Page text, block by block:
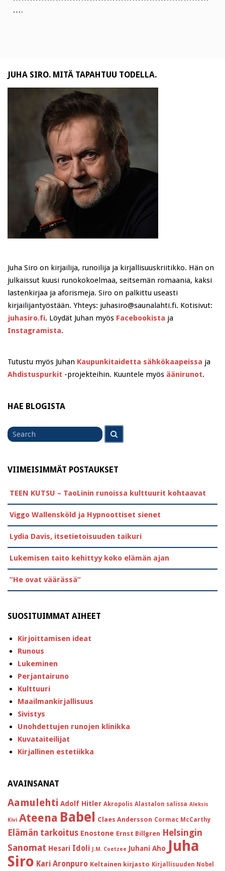
….
JUHA SIRO. MITÄ TAPAHTUU TODELLA.
Juha Siro on kirjailija, runoilija ja kirjallisuuskriitikko. Hän on
julkaissut kuusi runokokoelmaa, seitsemän romaania, kaksi
lastenkirjaa ja aforismeja. Siro on palkittu useasti
kirjailijantyöstään. Yhteys: juhasiro@saunalahti.fi. Kotisivut:
juhasiro.fi. Löydät Juhan myös Facebookista ja
Instagramista.
Tutustu myös Juhan Kaupunkitaidetta sähkökaapeissa ja
Ahdistuspurkit -projekteihin. Kuuntele myös äänirunot.
HAE BLOGISTA
Search
for
VIIMEISIMMÄT POSTAUKSET
TEEN KUTSU – TaoLinin runoissa kulttuurit kohtaavat
Viggo Wallensköld ja Hypnoottiset sienet
Lydia Davis, itsetietoisuuden taikuri
Lukemisen taito kehittyy koko elämän ajan
”He ovat väärässä”
SUOSITUIMMAT AIHEET
Kirjoittamisen ideat
Runous
Lukeminen
Perjantairuno
Kulttuuri
Maailmankirjallisuus
Sivistys
Unohdettujen runojen klinikka
Kuvataiteilijat
Kirjallinen estetiikka
AVAINSANAT
Aamulehti Adolf Hitler Akropolis Alastalon salissa Aleksis
Kivi Ateena Babel Claes Andersson Cormac McCarthy
Elämän tarkoitus Enostone Ernst Billgren Helsingin
Sanomat Hesari Idoli J.M. Coetzee Juhani Aho Juha
Siro Kari Aronpuro Keltainen kirjasto Kirjallisuuden Nobel